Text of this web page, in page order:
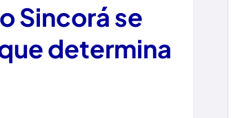
Sincorá se
determina